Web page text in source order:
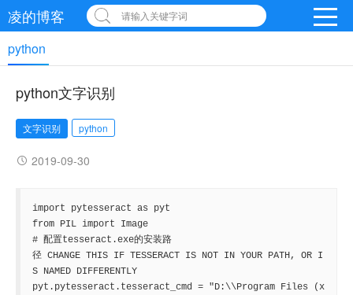
凌的博客 请输入关键字词
python
python文字识别
文字识别 python
2019-09-30
import pytesseract as pyt
from PIL import Image
# 配置tesseract.exe的安装路
径 CHANGE THIS IF TESSERACT IS NOT IN YOUR PATH, OR I
S NAMED DIFFERENTLY
pyt.pytesseract.tesseract_cmd = "D:\\Program Files (x